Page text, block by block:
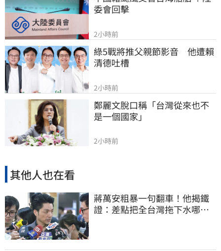
委會回擊
2小時前
綠5戰將推父親節影音　他遭賴
清德吐槽
2小時前
鄭麗文脫口稱「台灣從來也不
是一個國家」
2小時前
其他人也在看
蔣萬安粗暴一句翻車！他揭鐵
證：差點把全台灣拖下水哪時